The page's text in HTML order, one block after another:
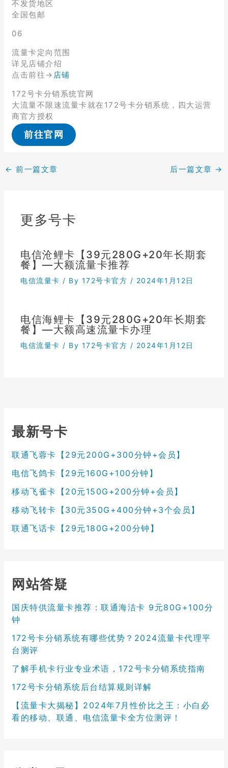
不发货地区
全国包邮
06
流量卡定向范围
详见店铺介绍
点击前往→ 店铺
172号卡分销系统官网
大流量不限速流量卡就在172号卡分销系统，四大运营
商官方授权
前往官网
← 前一篇文章 后一篇文章 →
更多号卡
电信沧鲤卡【39元280G+20年长期套
餐】—大额流量卡推荐
电信流量卡 / By 172号卡官方 / 2024年1月12日
电信海鲤卡【39元280G+20年长期套
餐】—大额高速流量卡办理
电信流量卡 / By 172号卡官方 / 2024年1月12日
最新号卡
联通飞蓉卡【29元200G+300分钟+会员】
电信飞鸽卡【29元160G+100分钟】
移动飞雀卡【20元150G+200分钟+会员】
移动飞转卡【30元350G+400分钟+3个会员】
联通飞话卡【29元180G+200分钟】
网站答疑
国庆特供流量卡推荐：联通海洁卡 9元80G+100分
钟
172号卡分销系统有哪些优势？2024流量卡代理平
台测评
了解手机卡行业专业术语，172号卡分销系统指南
172号卡分销系统后台结算规则详解
【流量卡大揭秘】2024年7月性价比之王：小白必
看的移动、联通、电信流量卡全方位测评！